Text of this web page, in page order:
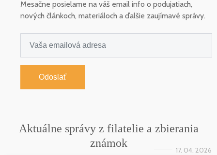
Mesačne posielame na váš email info o podujatiach,
nových článkoch, materiáloch a ďalšie zaujímavé správy.
Odoslať
Aktuálne správy z filatelie a zbierania
známok
17. 04. 2026